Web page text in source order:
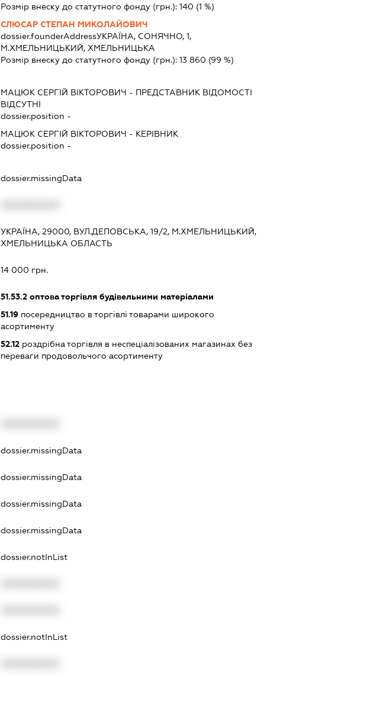
Розмір внеску до статутного фонду (грн.): 140 (1 %)
СЛЮСАР СТЕПАН МИКОЛАЙОВИЧ
dossier.founderAddressУКРАЇНА, СОНЯЧНО, 1,
М.ХМЕЛЬНИЦЬКИЙ, ХМЕЛЬНИЦЬКА
Розмір внеску до статутного фонду (грн.): 13 860 (99 %)
МАЦЮК СЕРГІЙ ВІКТОРОВИЧ - ПРЕДСТАВНИК ВІДОМОСТІ
ВІДСУТНІ
dossier.position -
МАЦЮК СЕРГІЙ ВІКТОРОВИЧ - КЕРІВНИК
dossier.position -
dossier.missingData
УКРАЇНА, 29000, ВУЛ.ДЕПОВСЬКА, 19/2, М.ХМЕЛЬНИЦЬКИЙ,
ХМЕЛЬНИЦЬКА ОБЛАСТЬ
14 000 грн.
51.53.2оптова торгівля будівельними матеріалами
51.19посередництво в торгівлі товарами широкого
асортименту
52.12роздрібна торгівля в неспеціалізованих магазинах без
переваги продовольчого асортименту
dossier.missingData
dossier.missingData
dossier.missingData
dossier.missingData
dossier.notInList
dossier.notInList